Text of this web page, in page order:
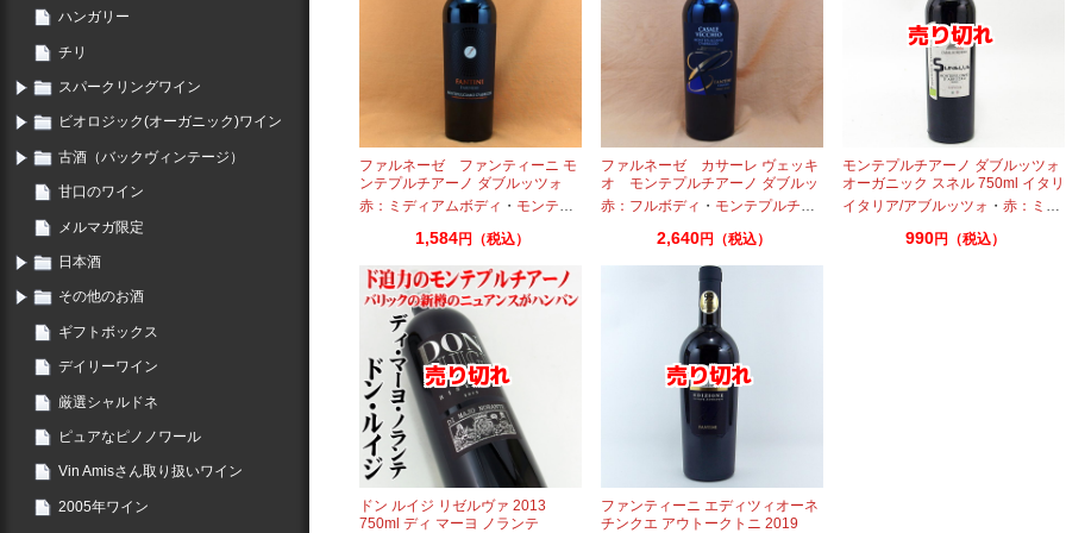
ハンガリー
チリ
スパークリングワイン
ビオロジック(オーガニック)ワイン
古酒（バックヴィンテージ）
甘口のワイン
メルマガ限定
日本酒
その他のお酒
ギフトボックス
デイリーワイン
厳選シャルドネ
ピュアなピノノワール
Vin Amisさん取り扱いワイン
2005年ワイン
ファルネーゼ ファンティーニ モ
ンテプルチアーノ ダブルッツォ
750ml
赤：ミディアムボディ ・ モンテプルチアーノ
1,584円（税込）
ファルネーゼ カサーレ ヴェッキ
オ モンテプルチアーノ ダブルッ
ツォ 750ml
赤：フルボディ ・ モンテプルチアーノ
2,640円（税込）
モンテプルチアーノ ダブルッツォ
オーガニック スネル 750ml イタリ
ア ビオロジック
イタリア/アブルッツォ ・ 赤：ミディアムボディ
990円（税込）
ドン ルイジ リゼルヴァ 2013
750ml ディ マーヨ ノランテ
ファンティーニ エディツィオーネ
チンクエ アウトークトニ 2019